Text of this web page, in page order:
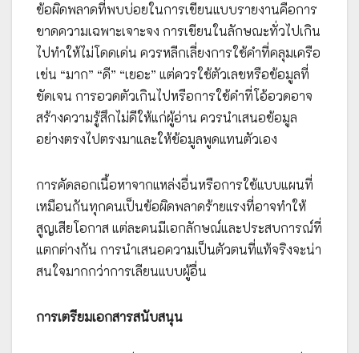
ข้อผิดพลาดที่พบบ่อยในการเขียนแบบรายงานคือการ
ขาดความเฉพาะเจาะจง การเขียนในลักษณะทั่วไปเกิน
ไปทำให้ไม่โดดเด่น ควรหลีกเลี่ยงการใช้คำที่คลุมเครือ
เช่น “มาก” “ดี” “เยอะ” แต่ควรใช้ตัวเลขหรือข้อมูลที่
ชัดเจน การอวดตัวเกินไปหรือการใช้คำที่โอ้อวดอาจ
สร้างความรู้สึกไม่ดีให้แก่ผู้อ่าน ควรนำเสนอข้อมูล
อย่างตรงไปตรงมาและให้ข้อมูลพูดแทนตัวเอง
การคัดลอกเนื้อหาจากแหล่งอื่นหรือการใช้แบบแผนที่
เหมือนกันทุกคนเป็นข้อผิดพลาดร้ายแรงที่อาจทำให้
สูญเสียโอกาส แต่ละคนมีเอกลักษณ์และประสบการณ์ที่
แตกต่างกัน การนำเสนอความเป็นตัวตนที่แท้จริงจะน่า
สนใจมากกว่าการเลียนแบบผู้อื่น
การเตรียมเอกสารสนับสนุน